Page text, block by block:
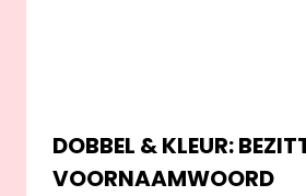
DOBBEL & KLEUR:
VOORNAAMWOORD